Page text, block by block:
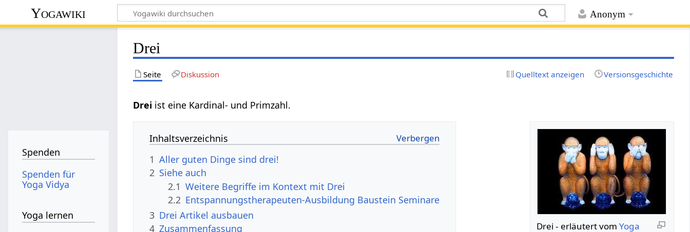
Anonym
Yogawiki
Drei
Seite Diskussion Quelltext anzeigen Versionsgeschichte
ist eine Kardinal- und Primzahl.
Drei‏‎ - erläutert vomYoga
Inhaltsverzeichnis
1 Aller guten Dinge sind drei!
2 Siehe auch
2.1
2.2 Entspannungstherapeuten-Ausbildung Baustein Seminare
3
Drei‏‎ Artikel ausbauen
4 Zusammenfassung
Spenden
Spenden für
Yoga Vidya
Yoga lernen